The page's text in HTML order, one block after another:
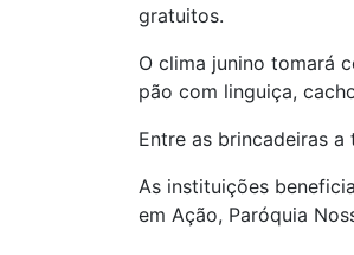
gratuitos.
O clima junino tomará
pão com linguiça,
Entre as brincadeiras
As instituições
em Ação, Paróquia